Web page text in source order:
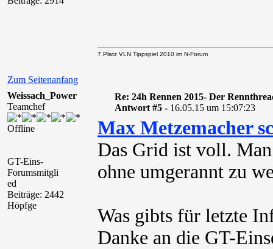
Zum Seitenanfang
7.Platz VLN Tippspiel 2010 im N-Forum
Weissach_Power
Teamchef
Offline
GT-Eins-
Forumsmitgli
ed
Beiträge: 2442
Höpfge
Re: 24h Rennen 2015- Der
Antwort #5 - 16.05.15 um 15:07:23
Max Metzemacher
Das Grid ist voll.
ohne umgerannt zu
Was gibts für letzte
Danke an die GT-